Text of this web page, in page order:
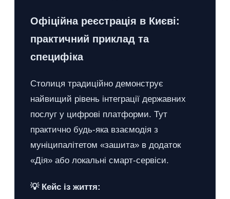
Офіційна реєстрація в Києві:
практичний приклад та
специфіка
Столиця традиційно демонструє
найвищий рівень інтеграції державних
послуг у цифрові платформи. Тут
практично будь-яка взаємодія з
муніципалітетом «зашита» в додаток
«Дія» або локальні смарт-сервіси.
💡 Кейс із життя: